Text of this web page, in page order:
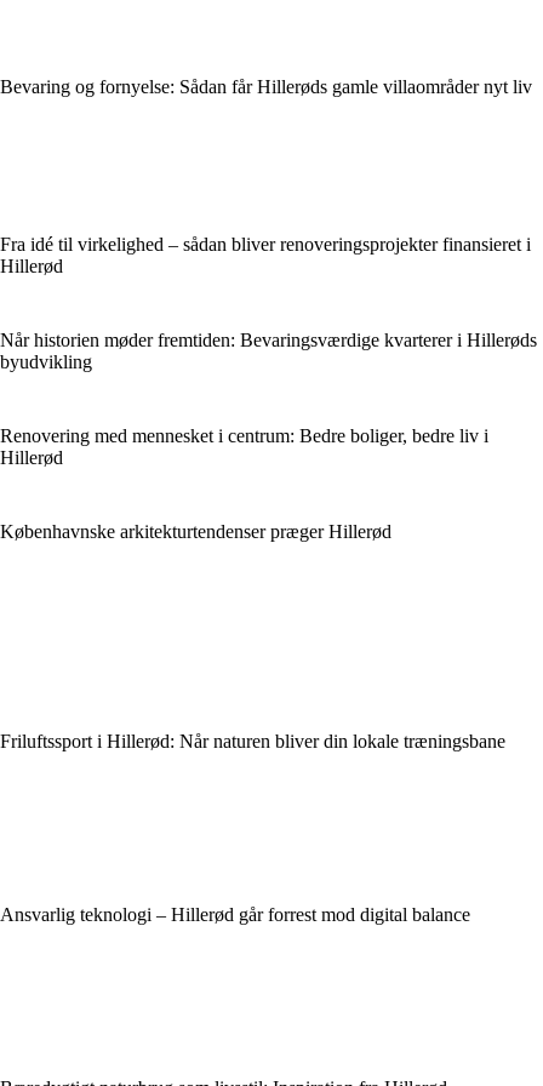
Bevaring og fornyelse: Sådan får Hillerøds gamle villaområder nyt liv
Fra idé til virkelighed – sådan bliver renoveringsprojekter finansieret i
Hillerød
Når historien møder fremtiden: Bevaringsværdige kvarterer i Hillerøds
byudvikling
Renovering med mennesket i centrum: Bedre boliger, bedre liv i
Hillerød
Københavnske arkitekturtendenser præger Hillerød
Friluftssport i Hillerød: Når naturen bliver din lokale træningsbane
Ansvarlig teknologi – Hillerød går forrest mod digital balance